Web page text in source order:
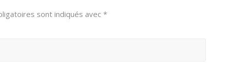
sont indiqués avec*